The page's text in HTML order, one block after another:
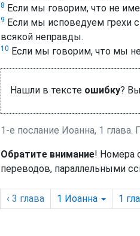
8 Если мы говорим, что не
9 Если мы исповедуем грехи
всякой неправды.
10 Если мы говорим, что мы
Нашли в тексте ошибку?
1-е послание Иоанна, 1 глава.
Обратите внимание! Номера
переводов, параллельными
‹ 3 глава 1 Иоанна 1